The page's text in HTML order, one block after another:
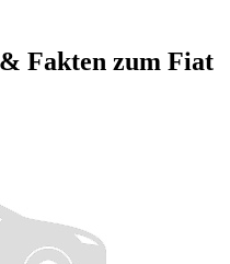
Fakten zum Fiat